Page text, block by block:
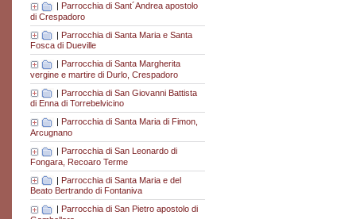
Parrocchia di Sant´Andrea apostolo
di Crespadoro
| Parrocchia di Santa Maria e Santa
Fosca di Dueville
Parrocchia di Santa Margherita
vergine e martire di Durlo, Crespadoro
| Parrocchia di San Giovanni Battista
di Enna di Torrebelvicino
Parrocchia di Santa Maria di Fimon,
Arcugnano
| Parrocchia di San Leonardo di
Fongara, Recoaro Terme
| Parrocchia di Santa Maria e del
Beato Bertrando di Fontaniva
| Parrocchia di San Pietro apostolo di